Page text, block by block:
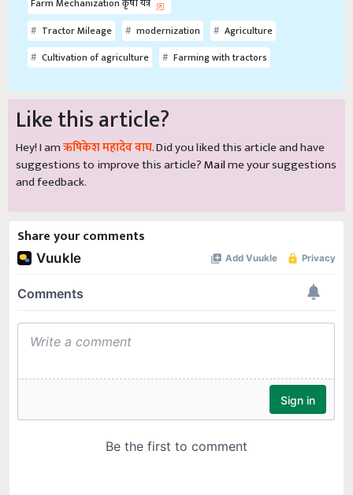
Farm Mechanization कृषी यंत्र
Tractor Mileage
modernization
Agriculture
Cultivation of agriculture
Farming with tractors
Like this article?
Hey! I amऋषिकेश महादेव वाघ. Did you liked this article and have
suggestions to improve this article?Mailme your suggestions
and feedback.
Share your comments